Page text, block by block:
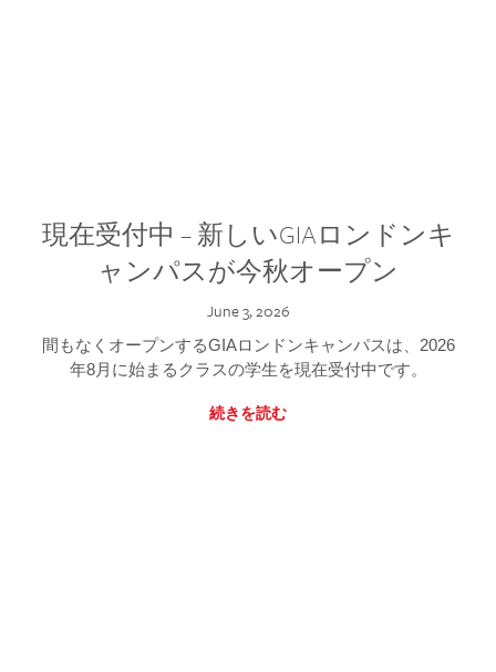
現在受付中 – 新しいGIAロンドンキ
ャンパスが今秋オープン
June 3, 2026
間もなくオープンするGIAロンドンキャンパスは、2026
年8月に始まるクラスの学生を現在受付中です。
続きを読む